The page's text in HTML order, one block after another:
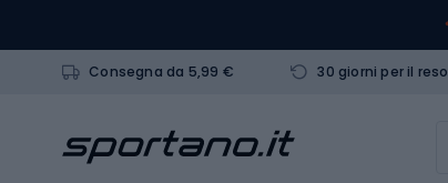
Consegna da 5,99 € 30 giorni per il reso